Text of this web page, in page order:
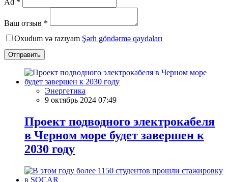
Ваш отзыв *
Oxudum və razıyam Şərh göndərmə qaydaları
Отправить
Энергетика
9 октябрь 2024 07:49
Проект подводного электрокабеля
в Черном море будет завершен к
2030 году